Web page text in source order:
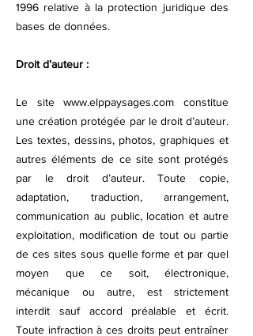
1996 relative à la protection juridique des
bases de données.
Droit d’auteur :
Le sitewww.elppaysages.com constitue
une création protégée par le droit d’auteur.
Les textes, dessins, photos, graphiques et
autres éléments de ce site sont protégés
par le droit d’auteur. Toute copie,
adaptation, traduction, arrangement,
communication au public, location et autre
exploitation, modification de tout ou partie
de ces sites sous quelle forme et par quel
moyen que ce soit, électronique,
mécanique ou autre, est strictement
interdit sauf accord préalable et écrit.
Toute infraction à ces droits peut entraîner